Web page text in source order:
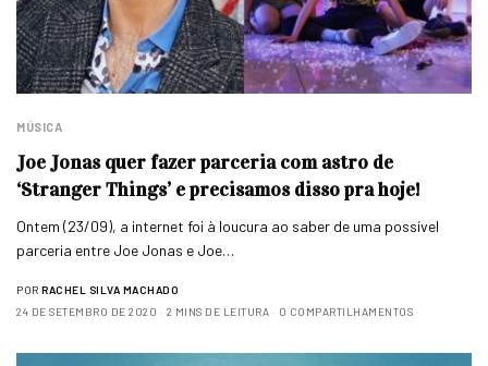
MÚSICA
Joe Jonas quer fazer parceria com astro de
‘Stranger Things’ e precisamos disso pra hoje!
Ontem (23/09), a internet foi à loucura ao saber de uma possível
parceria entre Joe Jonas e Joe…
POR RACHEL SILVA MACHADO
24 DE SETEMBRO DE 2020
2 MINS DE LEITURA 0 COMPARTILHAMENTOS